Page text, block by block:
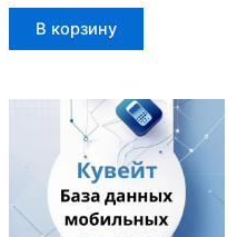
В корзину